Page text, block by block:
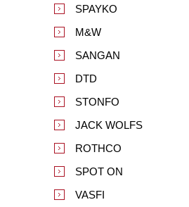
SPAYKO
M&W
SANGAN
DTD
STONFO
JACK WOLFS
ROTHCO
SPOT ON
VASFI